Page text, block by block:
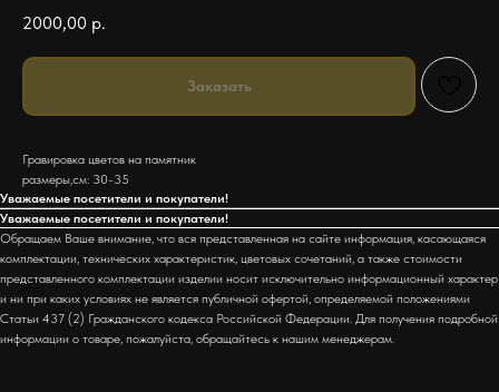
2000,00 р.
Заказать
Гравировка цветов на памятник
размеры,см: 30-35
Уважаемые посетители и покупатели!
Уважаемые посетители и покупатели!
Обращаем Ваше внимание, что вся представленная на сайте информация, касающаяся
комплектации, технических характеристик, цветовых сочетаний, а также стоимости
представленного комплектации изделии носит исключительно информационный характер
и ни при каких условиях не является публичной офертой, определяемой положениями
Статьи 437 (2) Гражданского кодекса Российской Федерации. Для получения подробной
информации о товаре, пожалуйста, обращайтесь к нашим менеджерам.